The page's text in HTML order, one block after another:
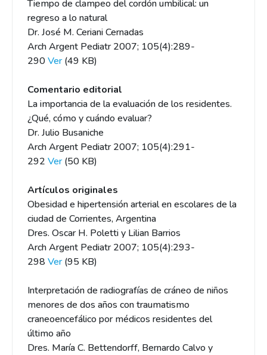
Tiempo de clampeo del cordón umbilical: un
regreso a lo natural
Dr. José M. Ceriani Cernadas
Arch Argent Pediatr 2007; 105(4):289-
290Ver(49 KB)
Comentario editorial
La importancia de la evaluación de los residentes.
¿Qué, cómo y cuándo evaluar?
Dr. Julio Busaniche
Arch Argent Pediatr 2007; 105(4):291-
292 Ver(50 KB)
Artículos originales
Obesidad e hipertensión arterial en escolares de la
ciudad de Corrientes, Argentina
Dres. Oscar H. Poletti y Lilian Barrios
Arch Argent Pediatr 2007; 105(4):293-
298 Ver(95 KB)
Interpretación de radiografías de cráneo de niños
menores de dos años con traumatismo
craneoencefálico por médicos residentes del
último año
Dres. María C. Bettendorff, Bernardo Calvo y